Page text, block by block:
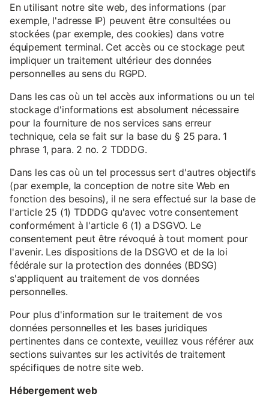
En utilisant notre site web, des informations (par
exemple, l'adresse IP) peuvent être consultées ou
stockées (par exemple, des cookies) dans votre
équipement terminal. Cet accès ou ce stockage peut
impliquer un traitement ultérieur des données
personnelles au sens du RGPD.
Dans les cas où un tel accès aux informations ou un tel
stockage d'informations est absolument nécessaire
pour la fourniture de nos services sans erreur
technique, cela se fait sur la base du § 25 para. 1
phrase 1, para. 2 no. 2 TDDDG.
Dans les cas où un tel processus sert d'autres objectifs
(par exemple, la conception de notre site Web en
fonction des besoins), il ne sera effectué sur la base de
l'article 25 (1) TDDDG qu'avec votre consentement
conformément à l'article 6 (1) a DSGVO. Le
consentement peut être révoqué à tout moment pour
l'avenir. Les dispositions de la DSGVO et de la loi
fédérale sur la protection des données (BDSG)
s'appliquent au traitement de vos données
personnelles.
Pour plus d'information sur le traitement de vos
données personnelles et les bases juridiques
pertinentes dans ce contexte, veuillez vous référer aux
sections suivantes sur les activités de traitement
spécifiques de notre site web.
Hébergement web